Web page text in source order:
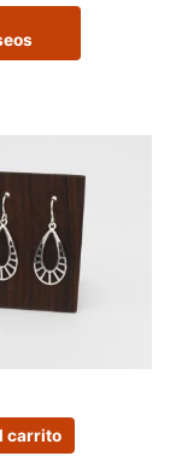
carrito